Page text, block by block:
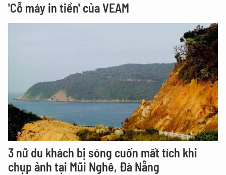
'Cỗ máy in tiền' của VEAM
3 nữ du khách bị sóng cuốn mất tích khi
chụp ảnh tại Mũi Nghê, Đà Nẵng